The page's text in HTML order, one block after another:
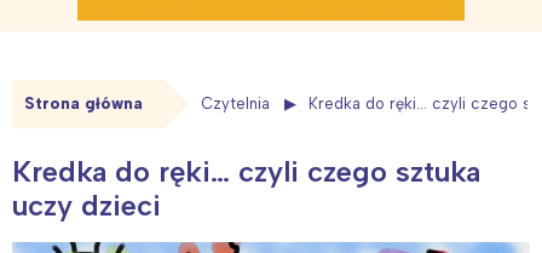
Strona główna Czytelnia Kredka do ręki… czyli czego
Kredka do ręki… czyli czego sztuka
uczy dzieci